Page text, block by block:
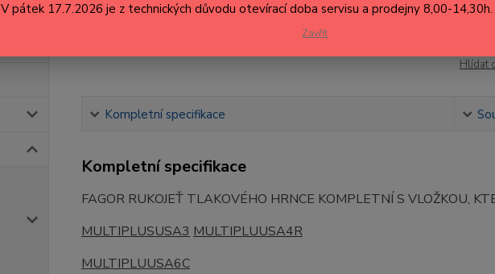
Hlídat
Kompletní specifikace
Kompletní specifikace
FAGOR RUKOJEŤ TLAKOVÉHO HRNCE KOMPLETNÍ S VLOŽKOU,
MULTIPLUSUSA3 MULTIPLUUSA4R
MULTIPLUUSA6C
V pátek 17.7.2026 je z technických důvodu otevírací doba servisu a prodejny 8,00-
Zavřít